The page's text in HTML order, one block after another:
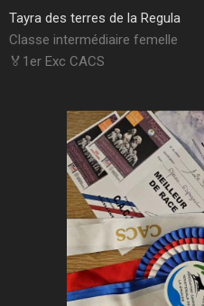
Tayra des terres de la Regula
Classe intermédiaire femelle
🏅1er Exc CACS